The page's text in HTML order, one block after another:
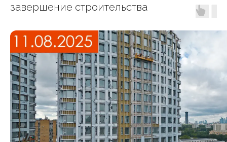
завершение строительства